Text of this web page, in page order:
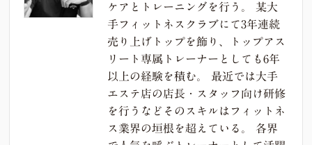
ケアとトレーニングを行う。 某大
手フィットネスクラブにて3年連続
売り上げトップを飾り、トップアス
リート専属トレーナーとしても6年
以上の経験を積む。 最近では大手
エステ店の店長・スタッフ向け研修
を行うなどそのスキルはフィットネ
ス業界の垣根を超えている。 各界